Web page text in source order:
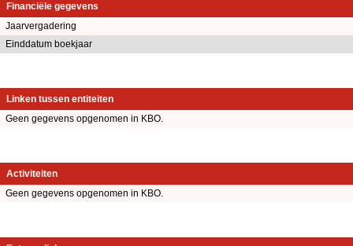
Financiële gegevens
Jaarvergadering
Einddatum boekjaar
Linken tussen entiteiten
Geen gegevens opgenomen in KBO.
Activiteiten
Geen gegevens opgenomen in KBO.